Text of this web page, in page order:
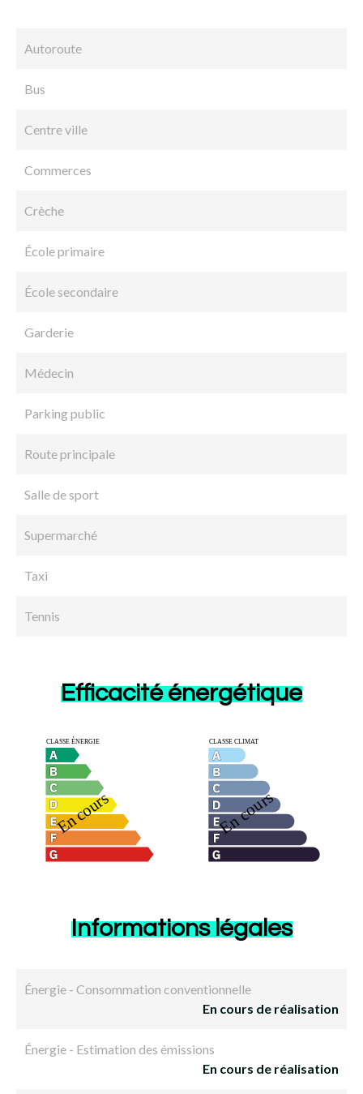
Autoroute
Bus
Centre ville
Commerces
Crèche
École primaire
École secondaire
Garderie
Médecin
Parking public
Route principale
Salle de sport
Supermarché
Taxi
Tennis
Efficacité énergétique
Informations légales
Énergie - Consommation conventionnelle
En cours de réalisation
Énergie - Estimation des émissions
En cours de réalisation